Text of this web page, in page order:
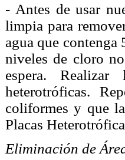
- Antes de usar
limpia para
agua que
niveles de cloro
espera.
heterotróficas.
coliformes y que
Placas
Eliminación de